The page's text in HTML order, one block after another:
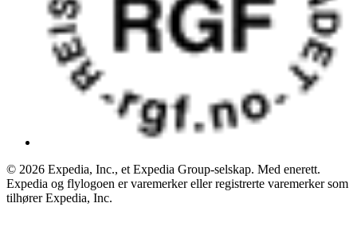
© 2026 Expedia, Inc., et Expedia Group-selskap. Med enerett.
Expedia og flylogoen er varemerker eller registrerte varemerker som
tilhører Expedia, Inc.